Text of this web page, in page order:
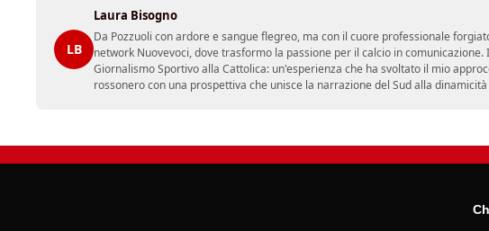
LB
Laura Bisogno
Da Pozzuoli con ardore e sangue flegreo, ma con il cuore professionale
network Nuovevoci, dove trasformo la passione per il calcio in
Giornalismo Sportivo alla Cattolica: un'esperienza che ha svoltato il mio
rossonero con una prospettiva che unisce la narrazione del Sud alla